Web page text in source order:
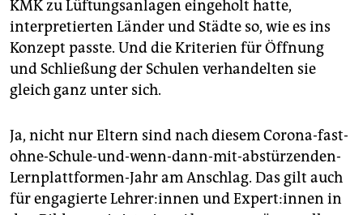
KMK zu Lüftungsanlagen eingeholt hatte,
interpretierten Länder und Städte so, wie es ins
Konzept passte. Und die Kriterien für Öffnung
und Schließung der Schulen verhandelten sie
gleich ganz unter sich.
Ja, nicht nur Eltern sind nach diesem Corona-fast-
ohne-Schule-und-wenn-dann-mit-abstürzenden-
Lernplattformen-Jahr am Anschlag. Das gilt auch
für engagierte Leh­re­r:in­nen und Ex­per­t:in­nen in